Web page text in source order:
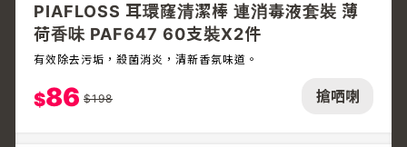
搶哂喇
PIAFLOSS 耳環窿清潔棒 連消毒液套裝 薄
荷香味 PAF647 60支裝X2件
有效除去污垢，殺菌消炎，清新香氛味道。
$86 $198